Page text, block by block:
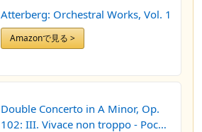
Atterberg: Orchestral Works, Vol. 1
Amazonで見る >
Double Concerto in A Minor, Op.
102: III. Vivace non troppo - Poco